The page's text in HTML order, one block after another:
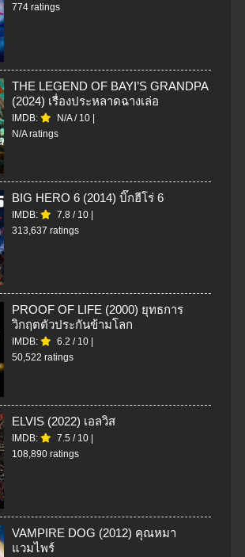
774 ratings
THE LEGEND OF BAYI’S GRANDPA
(2024) เรื่องประหลาดฉางเล่อ
IMDB: N/A/ 10 |
N/A ratings
BIG HERO 6 (2014) บิ๊กฮีโร่ 6
IMDB: 7.8 / 10 |
313,637 ratings
PROOF OF LIFE (2000) ยุทธการ
วิกฤตตัวประกันข้ามโลก
IMDB: 6.2 / 10 |
50,522 ratings
ELVIS (2022) เอลวิส
IMDB: 7.5 / 10 |
108,890 ratings
VAMPIRE DOG (2012) คุณหมา
แวมไพร์